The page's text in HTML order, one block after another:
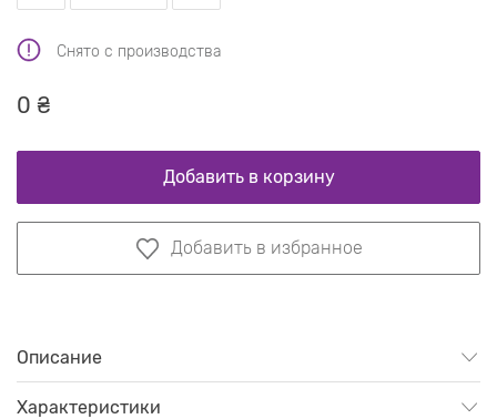
Снято с производства
0 ₴
Добавить в корзину
Добавить в избранное
Описание
Характеристики